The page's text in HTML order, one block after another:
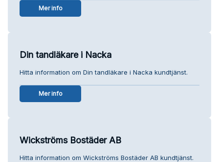
Mer info
Din tandläkare i Nacka
Hitta information om Din tandläkare i Nacka kundtjänst.
Mer info
Wickströms Bostäder AB
Hitta information om Wickströms Bostäder AB kundtjänst.